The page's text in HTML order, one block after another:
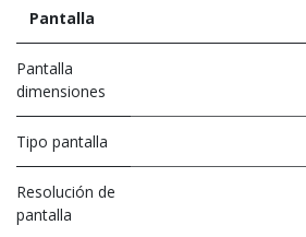
Pantalla
Pantalla
dimensiones
Tipo pantalla
Resolución de
pantalla